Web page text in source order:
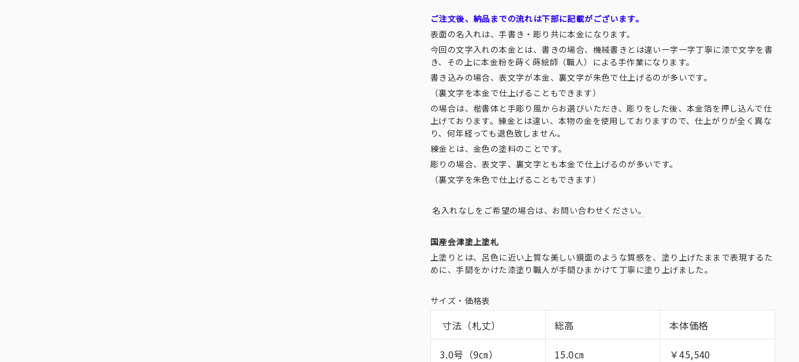
ご注文後、納品までの流れは下部に記載がございます。
表面の名入れは、手書き・彫り共に本金になります。
今回の文字入れの本金とは、書きの場合、機械書きとは違い一字一字丁寧に漆で文字を書
き、その上に本金粉を蒔く蒔絵師（職人）による手作業になります。
書き込みの場合、表文字が本金、裏文字が朱色で仕上げるのが多いです。
（裏文字を本金で仕上げることもできます）
の場合は、楷書体と手彫り風からお選びいただき、彫りをした後、本金箔を押し込んで仕
上げております。練金とは違い、本物の金を使用しておりますので、仕上がりが全く異な
り、何年経っても退色致しません。
練金とは、金色の塗料のことです。
彫りの場合、表文字、裏文字とも本金で仕上げるのが多いです。
（裏文字を朱色で仕上げることもできます）
名入れなしをご希望の場合は、お問い合わせください。
国産会津塗上塗札
上塗りとは、呂色に近い上質な美しい鏡面のような質感を、塗り上げたままで表現するた
めに、手間をかけた漆塗り職人が手間ひまかけて丁寧に塗り上げました。
サイズ・価格表
寸法（札丈） 総高 本体価格
3.0号（9㎝） 15.0㎝ ￥45,540